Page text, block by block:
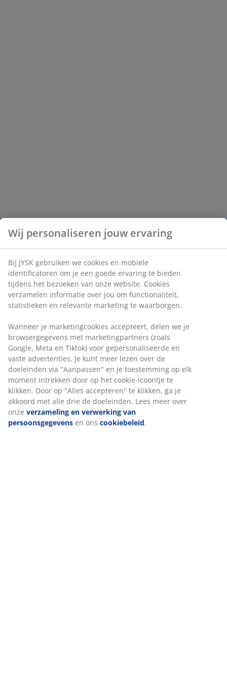
Wij personaliseren jouw ervaring
Bij JYSK gebruiken we cookies en mobiele
identificatoren om je een goede ervaring te bieden
tijdens het bezoeken van onze website. Cookies
verzamelen informatie over jou om functionaliteit,
statistieken en relevante marketing te waarborgen.
Wanneer je marketingcookies accepteert, delen we je
browsergegevens met marketingpartners (zoals
Google, Meta en Tiktok) voor gepersonaliseerde en
vaste advertenties. Je kunt meer lezen over de
doeleinden via ''Aanpassen'' en je toestemming op elk
moment intrekken door op het cookie-icoontje te
klikken. Door op ''Alles accepteren'' te klikken, ga je
akkoord met alle drie de doeleinden. Lees meer over
onze verzameling en verwerking van
persoonsgegevens en ons cookiebeleid.